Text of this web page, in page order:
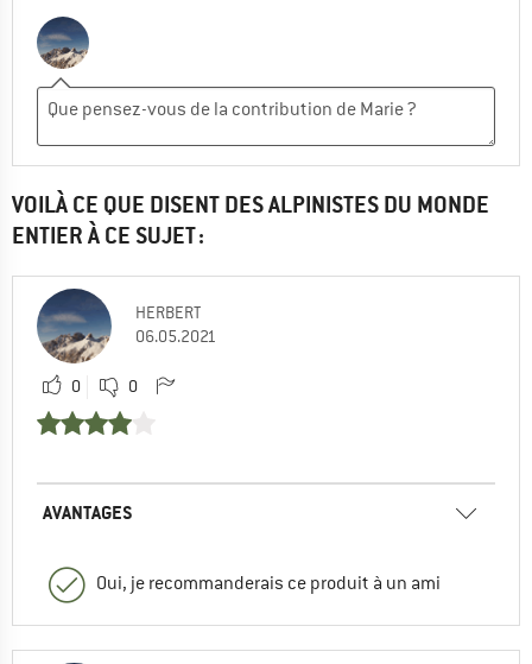
VOILÀ CE QUE DISENT DES ALPINISTES DU MONDE
ENTIER À CE SUJET :
HERBERT
06.05.2021
0 0
AVANTAGES
Oui, je recommanderais ce produit à un ami